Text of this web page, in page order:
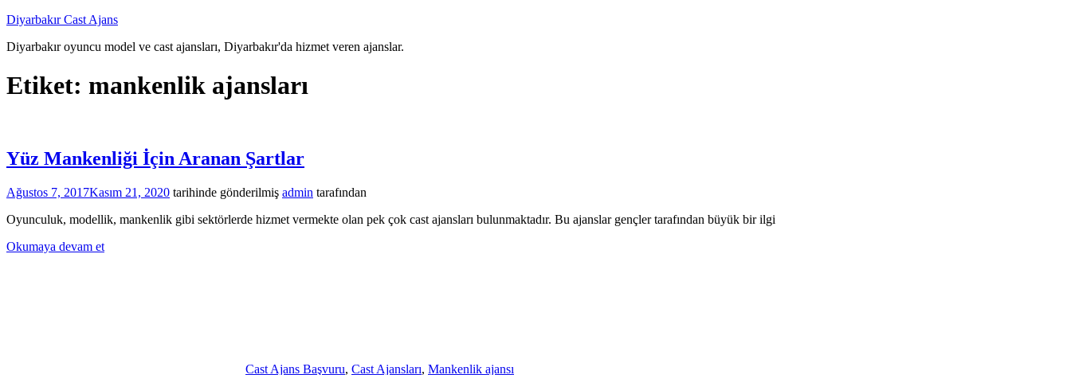
İçeriğe
Diyarbakır Cast Ajans
Diyarbakır oyuncu model ve cast ajansları, Diyarbakır'da hizmet veren ajanslar.
Etiket: mankenlik ajansları
Yüz Mankenliği İçin Aranan Şartlar
Ağustos 7, 2017Kasım 21, 2020 tarihinde gönderilmiş admin tarafından
Oyunculuk, modellik, mankenlik gibi sektörlerde hizmet vermekte olan pek çok cast ajansları bulunmaktadır. Bu ajanslar gençler tarafından büyük bir ilgi
Okumaya devam et
Cast Ajans Başvuru, Cast Ajansları, Mankenlik ajansı